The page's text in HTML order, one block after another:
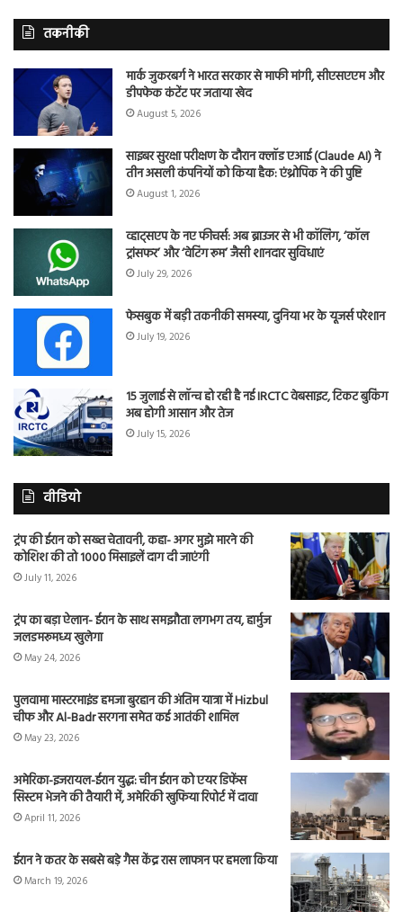
तकनीकी
मार्क जुकरबर्ग ने भारत सरकार से माफी मांगी, सीएसएएम और
डीपफेक कंटेंट पर जताया खेद
August 5, 2026
साइबर सुरक्षा परीक्षण के दौरान क्लॉड एआई (Claude AI) ने
तीन असली कंपनियों को किया हैक: एंथ्रोपिक ने की पुष्टि
August 1, 2026
व्हाट्सएप के नए फीचर्स: अब ब्राउजर से भी कॉलिंग, ‘कॉल
ट्रांसफर’ और ‘वेटिंग रूम’ जैसी शानदार सुविधाएं
July 29, 2026
फेसबुक में बड़ी तकनीकी समस्या, दुनिया भर के यूजर्स परेशान
July 19, 2026
15 जुलाई से लॉन्च हो रही है नई IRCTC वेबसाइट, टिकट बुकिंग
अब होगी आसान और तेज
July 15, 2026
वीडियो
ट्रंप की ईरान को सख्त चेतावनी, कहा- अगर मुझे मारने की
कोशिश की तो 1000 मिसाइलें दाग दी जाएंगी
July 11, 2026
ट्रंप का बड़ा ऐलान- ईरान के साथ समझौता लगभग तय, हार्मुज
जलडमरूमध्य खुलेगा
May 24, 2026
पुलवामा मास्टरमाइंड हमजा बुरहान की अंतिम यात्रा में Hizbul
चीफ और Al-Badr सरगना समेत कई आतंकी शामिल
May 23, 2026
अमेरिका-इजरायल-ईरान युद्ध: चीन ईरान को एयर डिफेंस
सिस्टम भेजने की तैयारी में, अमेरिकी खुफिया रिपोर्ट में दावा
April 11, 2026
ईरान ने कतर के सबसे बड़े गैस केंद्र रास लाफान पर हमला किया
March 19, 2026